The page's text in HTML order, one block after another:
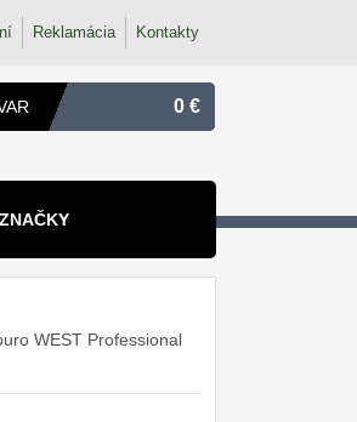
Reklamácia Kontakty
0 €
ZNAČKY
WEST Professional